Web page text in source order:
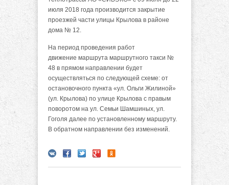
июля 2018 года производится закрытие
проезжей части улицы Крылова в районе
дома № 12.
На период проведения работ
движение маршрута маршрутного такси №
48 в прямом направлении будет
осуществляться по следующей схеме: от
остановочного пункта «ул. Ольги Жилиной»
(ул. Крылова) по улице Крылова с правым
поворотом на ул. Семьи Шамшиных, ул.
Гоголя далее по установленному маршруту.
В обратном направлении без изменений.